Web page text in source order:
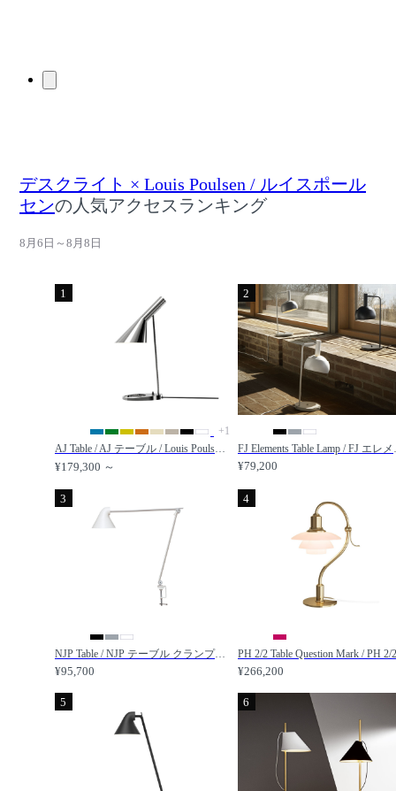
デスクライト × Louis Poulsen / ルイスポール
センの人気アクセスランキング
8月6日～8月8日
1
+1
AJ Table / AJ テーブル / Louis Poulsen / ルイスポールセン
¥179,300 ～
2
FJ Elements
¥79,200
3
NJP Table / NJP テーブル クランプ式 / Louis Poulsen / ルイスポールセン
¥95,700
4
¥266,200
5 6